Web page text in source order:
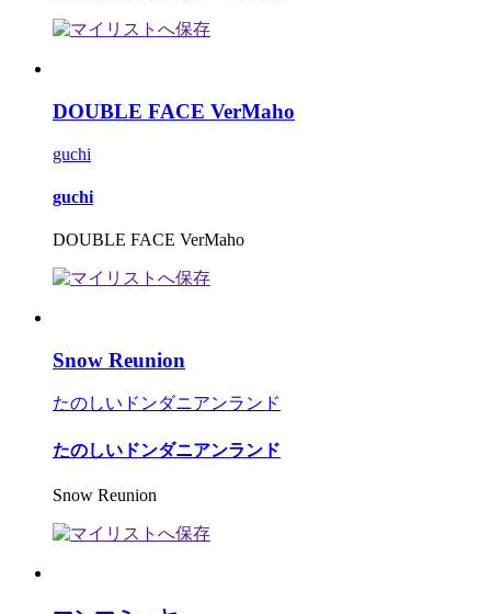
DOUBLE FACE VerMaho
guchi
guchi
DOUBLE FACE VerMaho
Snow Reunion
たのしいドンダニアンランド
たのしいドンダニアンランド
Snow Reunion